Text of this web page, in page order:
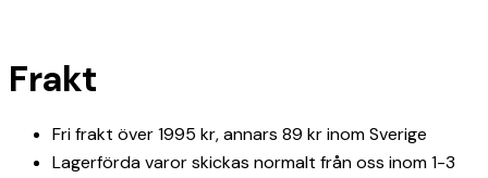
Frakt
Fri frakt över 1995 kr, annars 89 kr inom Sverige
Lagerförda varor skickas normalt från oss inom 1-3